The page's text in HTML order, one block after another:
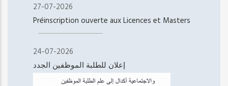
27-07-2026
Préinscription ouverte aux Licences et Masters
24-07-2026
إعلان للطلبة الموظفين الجدد